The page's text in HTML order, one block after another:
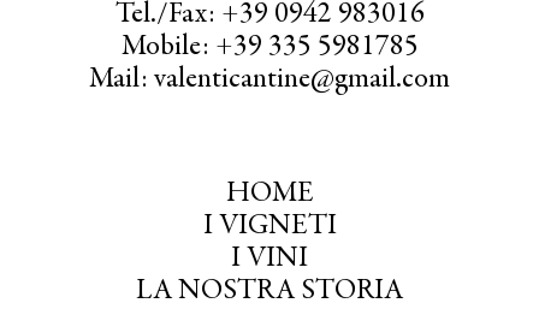
Tel./Fax: +39 0942 983016
Mobile: +39 335 5981785
Mail: valenticantine@gmail.com
HOME
I VIGNETI
I VINI
LA NOSTRA STORIA